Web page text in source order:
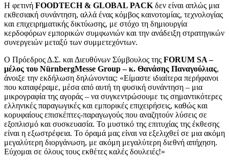
Η φετινή FOODTECH & GLOBAL PACK δεν είναι απλώς μια
εκθεσιακή συνάντηση, αλλά ένας κόμβος καινοτομίας, τεχνολογίας
και επιχειρηματικής δικτύωσης, με στόχο τη δημιουργία
κερδοφόρων εμπορικών συμφωνιών και την ανάδειξη στρατηγικών
συνεργειών μεταξύ των συμμετεχόντων.
Ο Πρόεδρος Δ.Σ. και Διευθύνων Σύμβουλος της FORUM SA –
μέλος του NürnbergMesse Group – κ. Θανάσης Παναγούλιας,
άνοιξε την εκδήλωση δηλώνοντας: «Είμαστε ιδιαίτερα περήφανοι
που καταφέραμε, μέσα από αυτή τη φυσική συνάντηση – μια
μικρογραφία της αγοράς – να συγκεντρώσουμε τις σημαντικότερες
ελληνικές παραγωγικές και εμπορικές επιχειρήσεις, καθώς και
κορυφαίους επισκέπτες-παραγωγούς που αναζητούν λύσεις σε
εξοπλισμό και συσκευασία. Το μυστικό της επιτυχίας της έκθεσης
είναι η εξωστρέφεια. Το όραμά μας είναι να εξελιχθεί σε μια ακόμη
μεγαλύτερη διοργάνωση, με ακόμη μεγαλύτερη διεθνή απήχηση.
Εύχομαι σε όλους τους εκθέτες καλές δουλειές!»